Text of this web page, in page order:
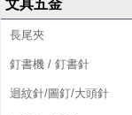
文具五金
長尾夾
釘書機 / 釘書針
迴紋針/圖釘/大頭針